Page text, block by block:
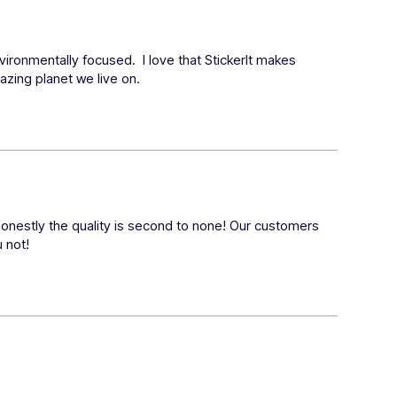
focused.  I love that StickerIt makes
planet we live on.
the quality is second to none! Our customers
not!